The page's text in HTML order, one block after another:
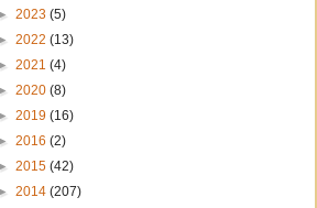
2023 (5)
2022 (13)
2021 (4)
2020 (8)
2019 (16)
2016 (2)
2015 (42)
2014 (207)